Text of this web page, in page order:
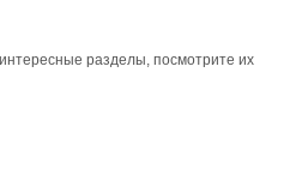
разделы, посмотрите их